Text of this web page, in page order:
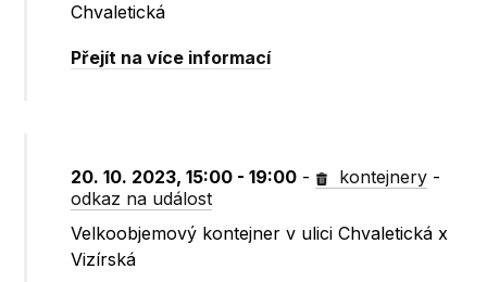
Chvaletická
Přejít na více informací
20. 10. 2023, 15:00 - 19:00 - kontejnery -
odkaz na událost
Velkoobjemový kontejner v ulici Chvaletická x
Vizírská